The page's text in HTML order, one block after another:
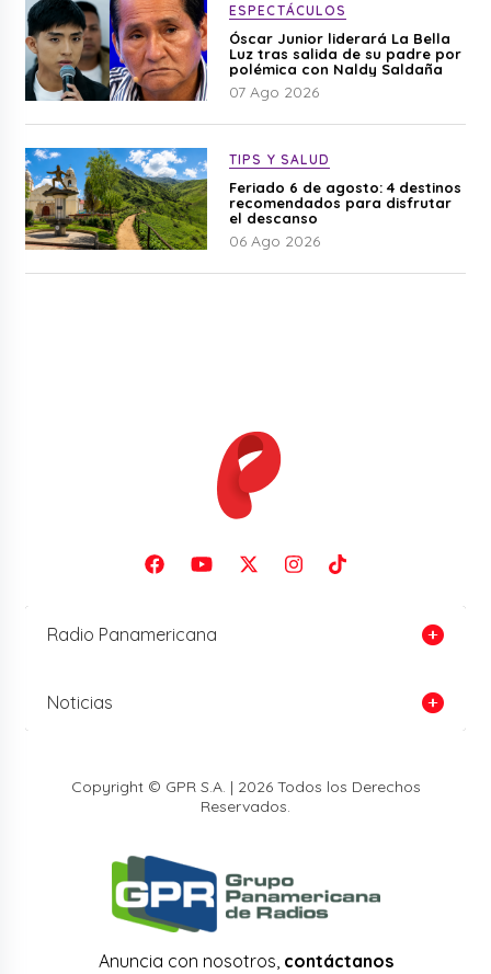
ESPECTÁCULOS
Óscar Junior liderará La Bella
Luz tras salida de su padre por
polémica con Naldy Saldaña
07 Ago 2026
TIPS Y SALUD
Feriado 6 de agosto: 4 destinos
recomendados para disfrutar
el descanso
06 Ago 2026
Radio Panamericana
Noticias
Copyright © GPR S.A. | 2026 Todos los Derechos
Reservados.
Anuncia con nosotros, contáctanos